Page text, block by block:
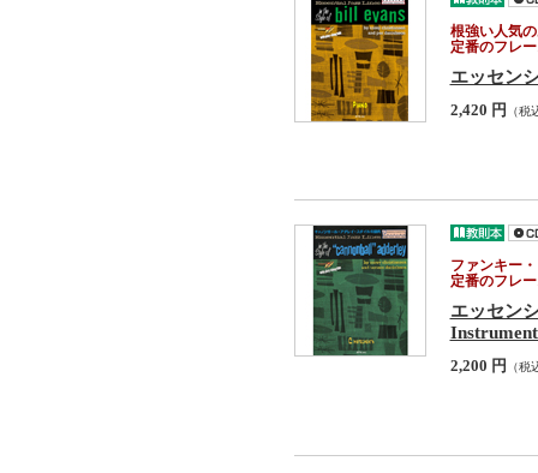
根強い人気
定番のフレ
エッセン
2,420 円 （税
ファンキー
定番のフレ
エッセン
2,200 円 （税